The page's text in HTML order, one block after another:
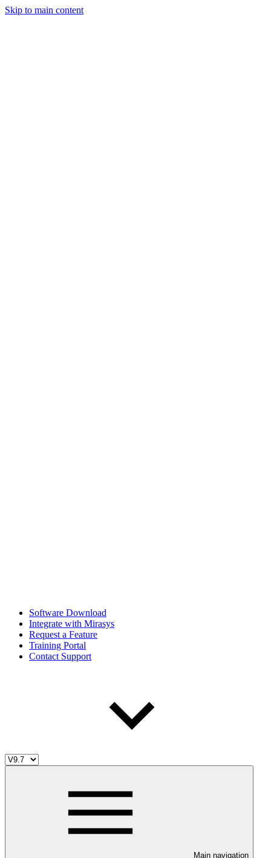
Skip to main content
Software Download
Integrate with Mirasys
Request a Feature
Training Portal
Contact Support
Main navigation